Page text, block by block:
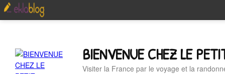
BIENVENUE CHEZ LE
Visiter la France par le voyage et la